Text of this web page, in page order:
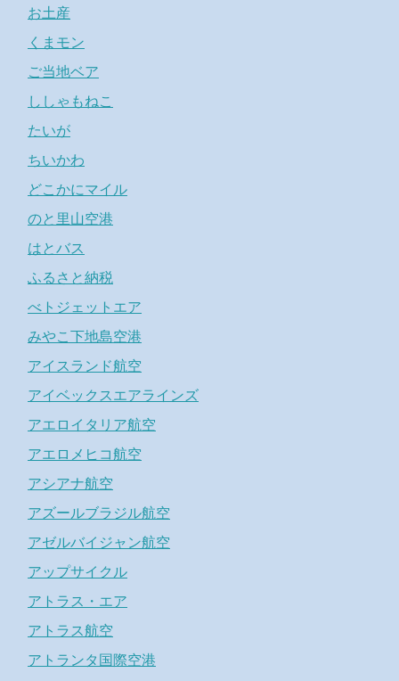
お土産
くまモン
ご当地ベア
ししゃもねこ
たいが
ちいかわ
どこかにマイル
のと里山空港
はとバス
ふるさと納税
べトジェットエア
みやこ下地島空港
アイスランド航空
アイベックスエアラインズ
アエロイタリア航空
アエロメヒコ航空
アシアナ航空
アズールブラジル航空
アゼルバイジャン航空
アップサイクル
アトラス・エア
アトラス航空
アトランタ国際空港